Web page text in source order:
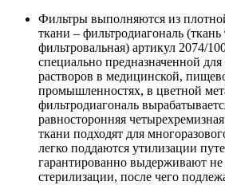
Фильтры выполняются из
ткани – фильтродиагональ (ткань
фильтровальная) артикул 2074/
специально предназначенной
растворов в медицинской,
промышленностях, в цветной
фильтродиагональ
равносторонняя
ткани подходят для
легко поддаются утилизации
гарантированно выдерживают
стерилизации, после чего